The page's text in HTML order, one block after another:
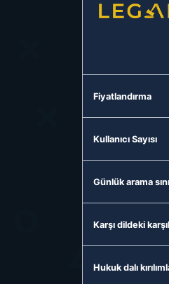
Fiyatlandırma
Kullanıcı Sayısı
Günlük arama
Karşı dildeki
Hukuk dalı